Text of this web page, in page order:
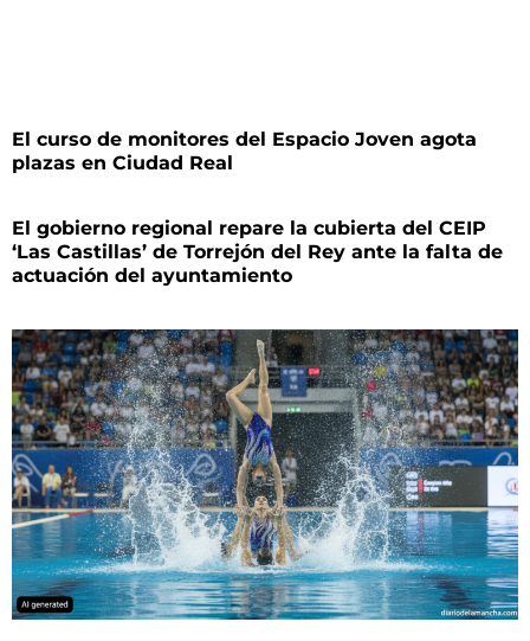
El curso de monitores del Espacio Joven agota
plazas en Ciudad Real
El gobierno regional repare la cubierta del CEIP
‘Las Castillas’ de Torrejón del Rey ante la falta de
actuación del ayuntamiento